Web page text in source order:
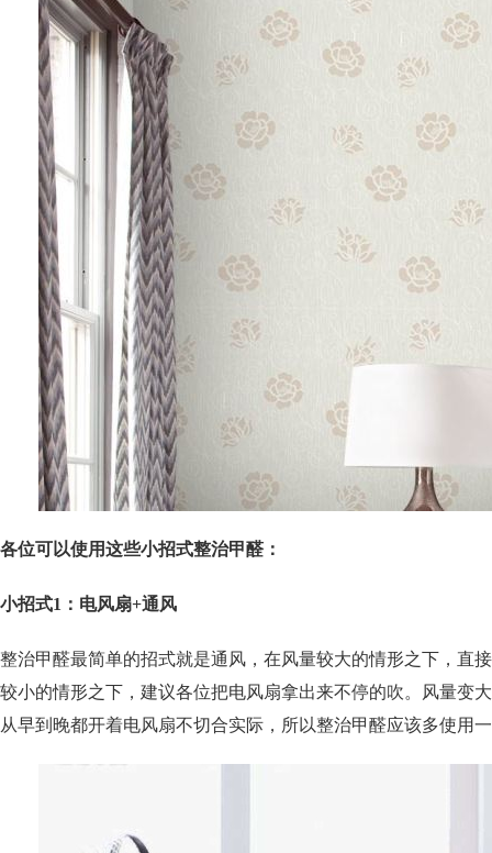
各位可以使用这些小招式整治甲醛：
小招式1：电风扇+通风
整治甲醛最简单的招式就是通风，在风量较大的情形之下，直
较小的情形之下，建议各位把电风扇拿出来不停的吹。风量变
从早到晚都开着电风扇不切合实际，所以整治甲醛应该多使用